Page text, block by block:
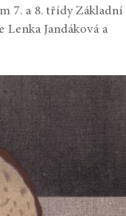
7. a 8. třídy Základní
Lenka Jandáková a